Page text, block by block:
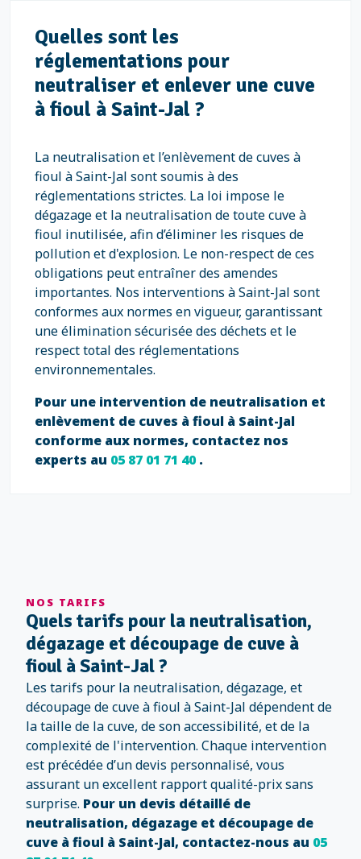
Quelles sont les
réglementations pour
neutraliser et enlever une cuve
à fioul à Saint-Jal ?
La neutralisation et l’enlèvement de cuves à
fioul à Saint-Jal sont soumis à des
réglementations strictes. La loi impose le
dégazage et la neutralisation de toute cuve à
fioul inutilisée, afin d’éliminer les risques de
pollution et d'explosion. Le non-respect de ces
obligations peut entraîner des amendes
importantes. Nos interventions à Saint-Jal sont
conformes aux normes en vigueur, garantissant
une élimination sécurisée des déchets et le
respect total des réglementations
environnementales.
Pour une intervention de neutralisation et
enlèvement de cuves à fioul à Saint-Jal
conforme aux normes, contactez nos
experts au 05 87 01 71 40.
NOS TARIFS
Quels tarifs pour la neutralisation,
dégazage et découpage de cuve à
fioul à Saint-Jal ?
Les tarifs pour la neutralisation, dégazage, et
découpage de cuve à fioul à Saint-Jal dépendent de
la taille de la cuve, de son accessibilité, et de la
complexité de l'intervention. Chaque intervention
est précédée d’un devis personnalisé, vous
assurant un excellent rapport qualité-prix sans
surprise. Pour un devis détaillé de
neutralisation, dégazage et découpage de
cuve à fioul à Saint-Jal, contactez-nous au 05